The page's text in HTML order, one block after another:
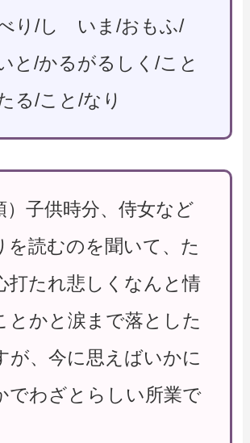
り/し いま/おもふ/
/かるがるしく/こと
る/こと/なり
）子供時分、侍女など
を読むのを聞いて、た
打たれ悲しくなんと情
とかと涙まで落とした
が、今に思えばいかに
でわざとらしい所業で